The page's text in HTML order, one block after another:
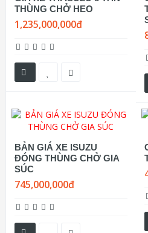
THÙNG CHỞ HEO
1,235,000,000đ
BẢN GIÁ XE ISUZU
ĐÓNG THÙNG CHỞ GIA
SÚC
745,000,000đ